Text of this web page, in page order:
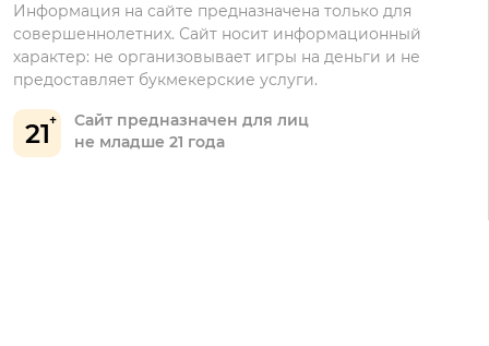
21
Сайт предназначен для лиц
не младше 21 года
Информация на сайте предназначена только для
совершеннолетних. Сайт носит информационный
характер: не организовывает игры на деньги и не
предоставляет букмекерские услуги.